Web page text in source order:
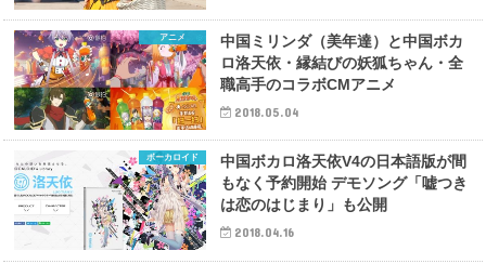
アニメ
中国ミリンダ（美年達）と中国ボカ
ロ洛天依・縁結びの妖狐ちゃん・全
職高手のコラボCMアニメ
2018.05.04
ボーカロイド
中国ボカロ洛天依V4の日本語版が間
もなく予約開始 デモソング「嘘つき
は恋のはじまり」も公開
2018.04.16